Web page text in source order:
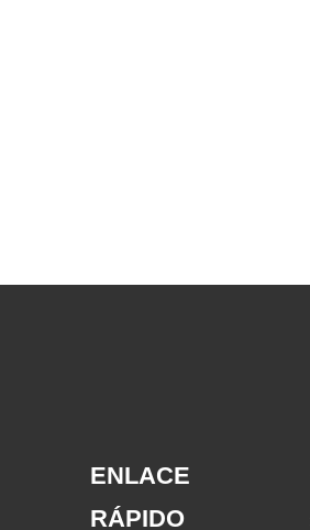
ENLACE
RÁPIDO